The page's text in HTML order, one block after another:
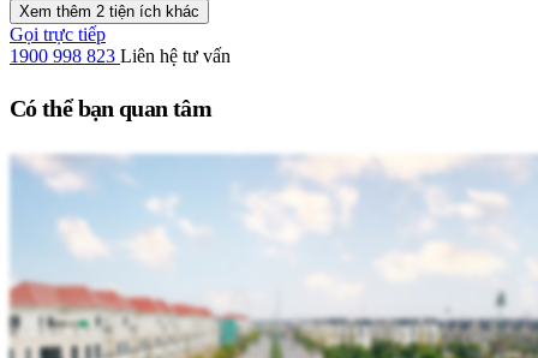
Xem thêm 2 tiện ích khác
Gọi trực tiếp
1900 998 823 Liên hệ tư vấn
Có thể bạn quan tâm